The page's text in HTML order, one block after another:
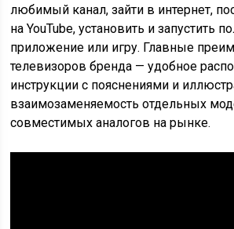
любимый канал, зайти в интернет,
на YouTube, установить и запустить
приложение или игру. Главные
телевизоров бренда — удобное
инструкции с пояснениями и
взаимозаменяемость отдельных
совместимых аналогов на рынке.